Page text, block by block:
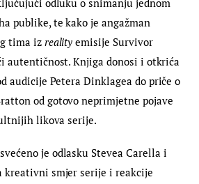
publike, te kako je angažman
tima iz reality emisije Survivor
autentičnost. Knjiga donosi i otkrića
audicije Petera Dinklagea do priče o
od gotovo neprimjetne pojave
likova serije.
je odlasku Stevea Carella i
kreativni smjer serije i reakcije